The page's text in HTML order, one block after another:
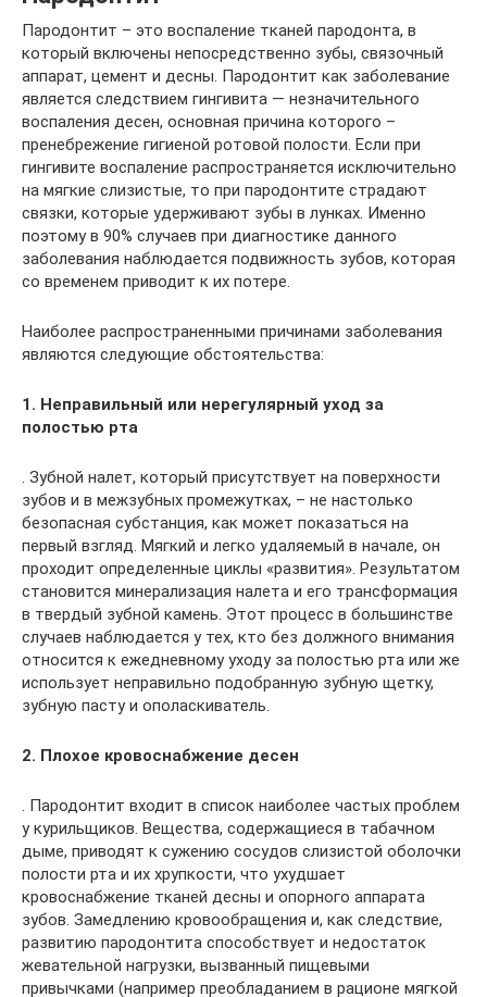
Пародонтит – это воспаление тканей пародонта, в
который включены непосредственно зубы, связочный
аппарат, цемент и десны. Пародонтит как заболевание
является следствием гингивита — незначительного
воспаления десен, основная причина которого –
пренебрежение гигиеной ротовой полости. Если при
гингивите воспаление распространяется исключительно
на мягкие слизистые, то при пародонтите страдают
связки, которые удерживают зубы в лунках. Именно
поэтому в 90% случаев при диагностике данного
заболевания наблюдается подвижность зубов, которая
со временем приводит к их потере.
Наиболее распространенными причинами заболевания
являются следующие обстоятельства:
1. Неправильный или нерегулярный уход за
полостью рта
. Зубной налет, который присутствует на поверхности
зубов и в межзубных промежутках, – не настолько
безопасная субстанция, как может показаться на
первый взгляд. Мягкий и легко удаляемый в начале, он
проходит определенные циклы «развития». Результатом
становится минерализация налета и его трансформация
в твердый зубной камень. Этот процесс в большинстве
случаев наблюдается у тех, кто без должного внимания
относится к ежедневному уходу за полостью рта или же
использует неправильно подобранную зубную щетку,
зубную пасту и ополаскиватель.
2. Плохое кровоснабжение десен
. Пародонтит входит в список наиболее частых проблем
у курильщиков. Вещества, содержащиеся в табачном
дыме, приводят к сужению сосудов слизистой оболочки
полости рта и их хрупкости, что ухудшает
кровоснабжение тканей десны и опорного аппарата
зубов. Замедлению кровообращения и, как следствие,
развитию пародонтита способствует и недостаток
жевательной нагрузки, вызванный пищевыми
привычками (например преобладанием в рационе мягкой